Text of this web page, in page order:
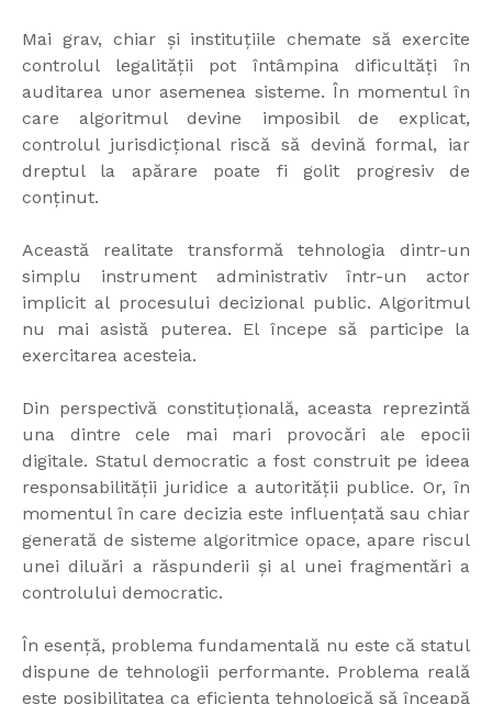
Mai grav, chiar și instituțiile chemate să exercite
controlul legalității pot întâmpina dificultăți în
auditarea unor asemenea sisteme. În momentul în
care algoritmul devine imposibil de explicat,
controlul jurisdicțional riscă să devină formal, iar
dreptul la apărare poate fi golit progresiv de
conținut.
Această realitate transformă tehnologia dintr-un
simplu instrument administrativ într-un actor
implicit al procesului decizional public. Algoritmul
nu mai asistă puterea. El începe să participe la
exercitarea acesteia.
Din perspectivă constituțională, aceasta reprezintă
una dintre cele mai mari provocări ale epocii
digitale. Statul democratic a fost construit pe ideea
responsabilității juridice a autorității publice. Or, în
momentul în care decizia este influențată sau chiar
generată de sisteme algoritmice opace, apare riscul
unei diluări a răspunderii și al unei fragmentări a
controlului democratic.
În esență, problema fundamentală nu este că statul
dispune de tehnologii performante. Problema reală
este posibilitatea ca eficiența tehnologică să înceapă